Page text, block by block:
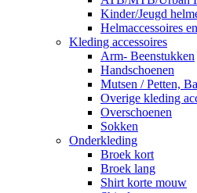
Kinder/Jeugd
Helmaccessoires
Kleding accessoires
Arm- Beenstukken
Handschoenen
Mutsen / Petten,
Overige kleding
Overschoenen
Sokken
Onderkleding
Broek kort
Broek lang
Shirt korte mouw